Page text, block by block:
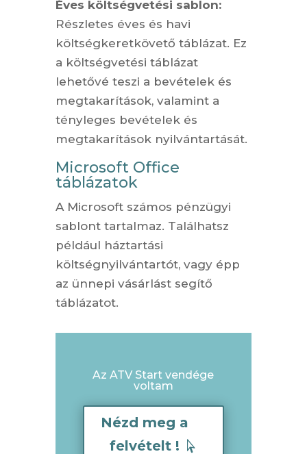
Éves költségvetési sablon:
Részletes éves és havi
költségkeretkövető táblázat. Ez
a költségvetési táblázat
lehetővé teszi a bevételek és
megtakarítások, valamint a
tényleges bevételek és
megtakarítások nyilvántartását.
Microsoft Office
táblázatok
A Microsoft számos pénzügyi
sablont tartalmaz. Találhatsz
például háztartási
költségnyilvántartót, vagy épp
az ünnepi vásárlást segítő
táblázatot.
Az ATV Start vendége
voltam
Nézd meg a
felvételt !